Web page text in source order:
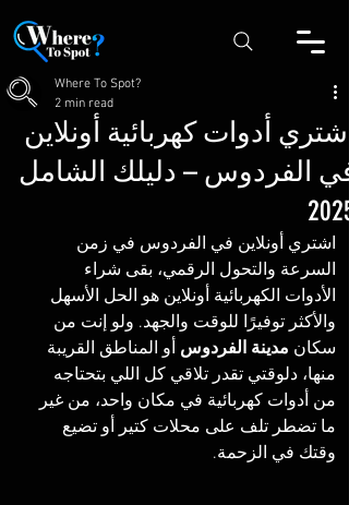
اشتري أدوات كهربائية أونلاين
في الفردوس – دليلك الشامل
2025
Where To Spot?
2 min read
اشتري أونلاين في الفردوس في زمن
السرعة والتحول الرقمي، بقى شراء
الأدوات الكهربائية أونلاين هو الحل الأسهل
والأكثر توفيرًا للوقت والجهد. ولو إنت من
سكان مدينة الفردوس أو المناطق القريبة
منها، دلوقتي تقدر تلاقي كل اللي بتحتاجه
من أدوات كهربائية في مكان واحد، من غير
ما تضطر تلف على محلات كتير أو تضيع
وقتك في الزحمة.